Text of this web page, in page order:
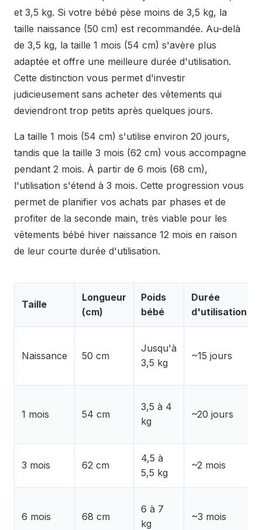
et 3,5 kg. Si votre bébé pèse moins de 3,5 kg, la
taille naissance (50 cm) est recommandée. Au-delà
de 3,5 kg, la taille 1 mois (54 cm) s'avère plus
adaptée et offre une meilleure durée d'utilisation.
Cette distinction vous permet d'investir
judicieusement sans acheter des vêtements qui
deviendront trop petits après quelques jours.
La taille 1 mois (54 cm) s'utilise environ 20 jours,
tandis que la taille 3 mois (62 cm) vous accompagne
pendant 2 mois. À partir de 6 mois (68 cm),
l'utilisation s'étend à 3 mois. Cette progression vous
permet de planifier vos achats par phases et de
profiter de la seconde main, très viable pour les
vêtements bébé hiver naissance 12 mois en raison
de leur courte durée d'utilisation.
Taille
Longueur
(cm)
Poids
bébé
Durée
d'utilisation
Naissance 50 cm
Jusqu'à
3,5 kg
~15 jours
1 mois 54 cm
3,5 à 4
kg
~20 jours
3 mois 62 cm
4,5 à
5,5 kg
~2 mois
6 mois 68 cm
6 à 7
kg
~3 mois